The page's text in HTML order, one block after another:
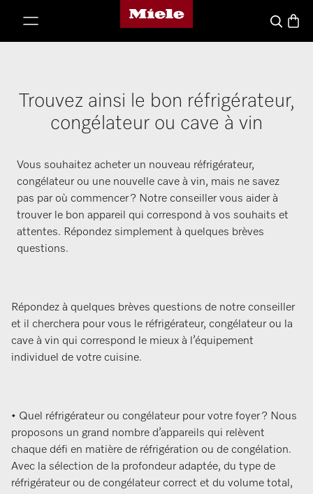
Page d'accueil de Miele
SearchBasket
Trouvez ainsi le bon réfrigérateur,
congélateur ou cave à vin
Vous souhaitez acheter un nouveau réfrigérateur,
congélateur ou une nouvelle cave à vin, mais ne savez
pas par où commencer ? Notre conseiller vous aider à
trouver le bon appareil qui correspond à vos souhaits et
attentes. Répondez simplement à quelques brèves
questions.
Répondez à quelques brèves questions de notre conseiller
et il cherchera pour vous le réfrigérateur, congélateur ou la
cave à vin qui correspond le mieux à l’équipement
individuel de votre cuisine.
• Quel réfrigérateur ou congélateur pour votre foyer ? Nous
proposons un grand nombre d’appareils qui relèvent
chaque défi en matière de réfrigération ou de congélation.
Avec la sélection de la profondeur adaptée, du type de
réfrigérateur ou de congélateur correct et du volume total,